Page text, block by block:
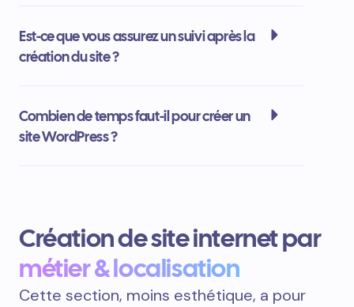
Est-ce que vous assurez un suivi après la
création du site ?
Combien de temps faut-il pour créer un
site WordPress ?
Création de site internet par
métier & localisation
Cette section, moins esthétique, a pour